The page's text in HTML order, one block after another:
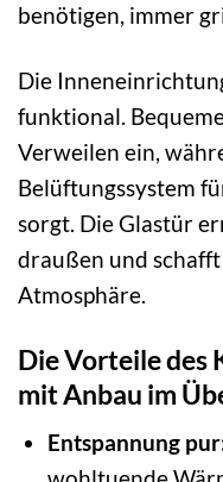
benötigen, immer
Die
funktional.
Verweilen ein,
Belüftungssystem
sorgt. Die Glastür
draußen und
Atmosphäre.
Die Vorteile des
mit Anbau im
Entspannung